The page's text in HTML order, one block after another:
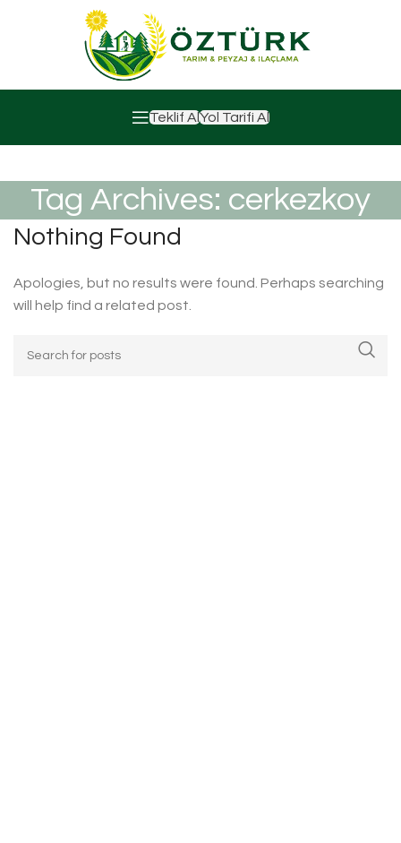
Teklif AlYol Tarifi Al
Tag Archives: cerkezkoy
Nothing Found
Apologies, but no results were found. Perhaps searching
will help find a related post.